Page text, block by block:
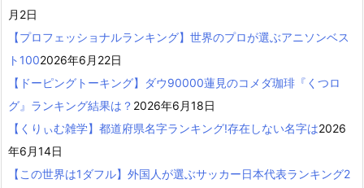
月2日
【プロフェッショナルランキング】世界のプロが選ぶアニソンベス
ト1002026年6月22日
【ドーピングトーキング】ダウ90000蓮見のコメダ珈琲『くつロ
グ』ランキング結果は？ 2026年6月18日
【くりぃむ雑学】都道府県名字ランキング!存在しない名字は2026
年6月14日
【この世界は1ダフル】外国人が選ぶサッカー日本代表ランキング2